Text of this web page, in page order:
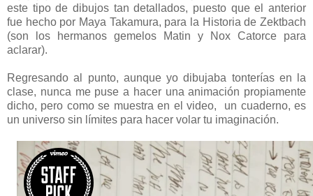
este tipo de dibujos tan detallados, puesto que el anterior
fue hecho por Maya Takamura, para la Historia de Zektbach
(son los hermanos gemelos Matin y Nox Catorce para
aclarar).
Regresando al punto, aunque yo dibujaba tonterías en la
clase, nunca me puse a hacer una animación propiamente
dicho, pero como se muestra en el video, un cuaderno, es
un universo sin límites para hacer volar tu imaginación.